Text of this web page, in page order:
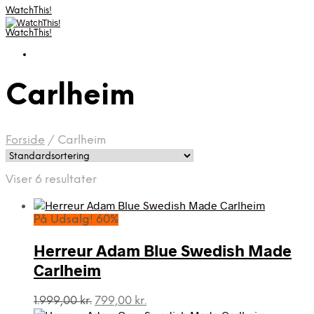
WatchThis!
WatchThis!
Carlheim
Forside / Carlheim
Viser 6 resultater
På Udsalg! 60%
Herreur Adam Blue Swedish Made
Carlheim
1.999,00kr. Den
799,00 kr.